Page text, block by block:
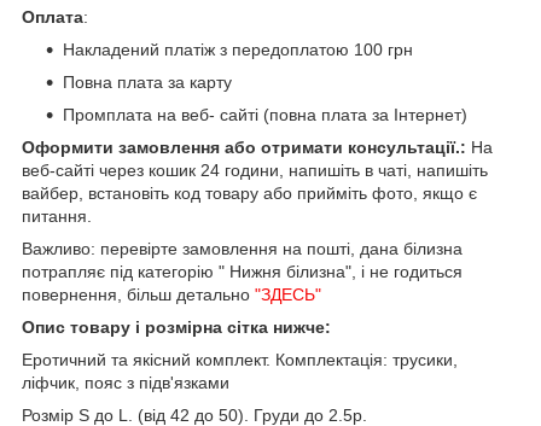
Оплата:
Накладений платіж з передоплатою 100 грн
Повна плата за карту
Промплата на веб- сайті (повна плата за Інтернет)
Оформити замовлення або отримати консультації.: На
веб-сайті через кошик 24 години, напишіть в чаті, напишіть
вайбер, встановіть код товару або прийміть фото, якщо є
питання.
Важливо: перевірте замовлення на пошті, дана білизна
потрапляє під категорію " Нижня білизна", і не годиться
повернення, більш детально "ЗДЕСЬ"
Опис товару і розмірна сітка нижче:
Еротичний та якісний комплект. Комплектація: трусики,
ліфчик, пояс з підв'язками
Розмір S до L. (від 42 до 50). Груди до 2.5р.